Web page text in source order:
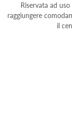
Riservata ad
raggiungere
il